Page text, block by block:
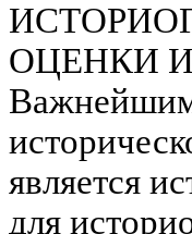
ОЦЕНКИ
Важнейшим
является
для